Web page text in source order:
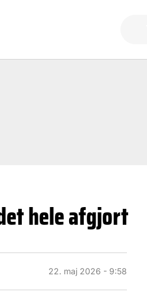
hele afgjort
22. maj 2026 - 9:58